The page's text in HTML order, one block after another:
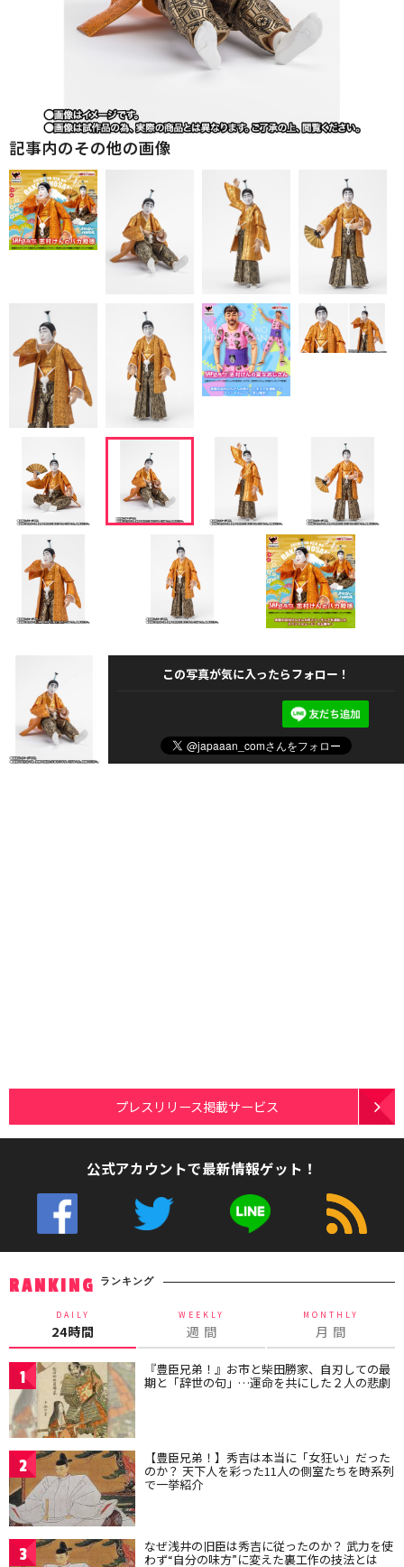
記事内のその他の画像
この写真が気に入ったらフォロー！
プレスリリース掲載サービス
公式アカウントで最新情報ゲット！
RANKING ランキング
DAILY
24時間
WEEKLY
週 間
MONTHLY
月 間
1 『豊臣兄弟！』お市と柴田勝家、自刃しての最
期と「辞世の句」…運命を共にした２人の悲劇
2 【豊臣兄弟！】秀吉は本当に「女狂い」だった
のか？ 天下人を彩った11人の側室たちを時系列
で一挙紹介
3 なぜ浅井の旧臣は秀吉に従ったのか？ 武力を使
わず“自分の味方”に変えた裏工作の技法とは